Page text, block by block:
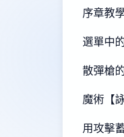
序章教
選單中
散彈槍
魔術【
用攻擊